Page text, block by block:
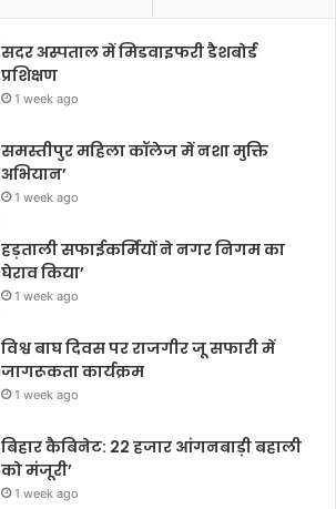
सदर अस्पताल में मिडवाइफरी डैशबोर्ड
प्रशिक्षण
1 week ago
समस्तीपुर महिला कॉलेज में नशा मुक्ति
अभियान’
1 week ago
हड़ताली सफाईकर्मियों ने नगर निगम का
घेराव किया’
1 week ago
विश्व बाघ दिवस पर राजगीर जू सफारी में
जागरूकता कार्यक्रम
1 week ago
बिहार कैबिनेट: 22 हजार आंगनबाड़ी बहाली
को मंजूरी’
1 week ago